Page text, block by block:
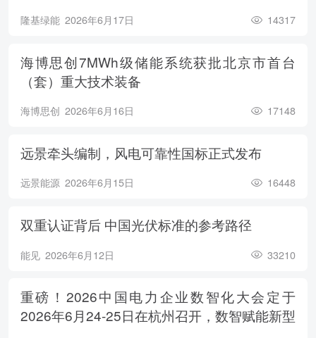
隆基绿能 2026年6月17日 14317
海博思创7MWh级储能系统获批北京市首台
（套）重大技术装备
海博思创 2026年6月16日 17148
远景牵头编制，风电可靠性国标正式发布
远景能源 2026年6月15日 16448
双重认证背后 中国光伏标准的参考路径
能见 2026年6月12日 33210
重磅！2026中国电力企业数智化大会定于
2026年6月24-25日在杭州召开，数智赋能新型